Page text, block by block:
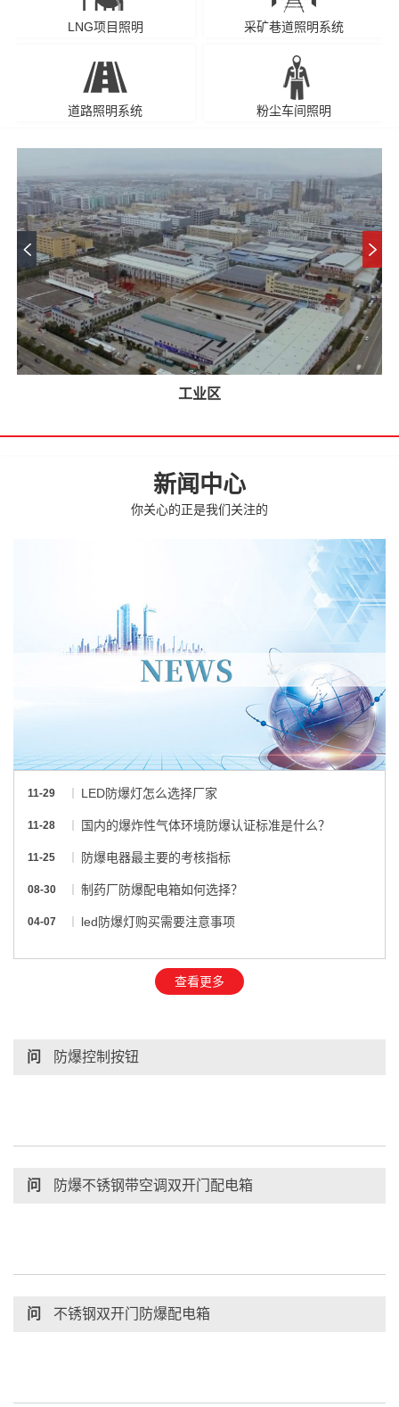
LNG项目照明 采矿巷道照明系统
道路照明系统 粉尘车间照明
工业区
新闻中心
你关心的正是我们关注的
11-29 LED防爆灯怎么选择厂家
11-28 国内的爆炸性气体环境防爆认证标准是什么？
11-25 防爆电器最主要的考核指标
08-30 制药厂防爆配电箱如何选择？
04-07 led防爆灯购买需要注意事项
查看更多
问 防爆控制按钮
问 防爆不锈钢带空调双开门配电箱
问 不锈钢双开门防爆配电箱